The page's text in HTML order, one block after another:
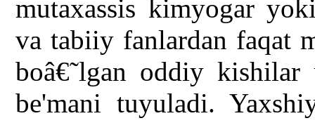
mutaxassis kimyogar
va tabiiy fanlardan faqat
boâ€˜lgan oddiy kishilar
be'mani tuyuladi.